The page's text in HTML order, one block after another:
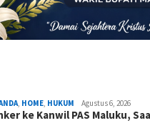
, HOME, HUKUM Agustus 6, 2026
ke Kanwil PAS Maluku,